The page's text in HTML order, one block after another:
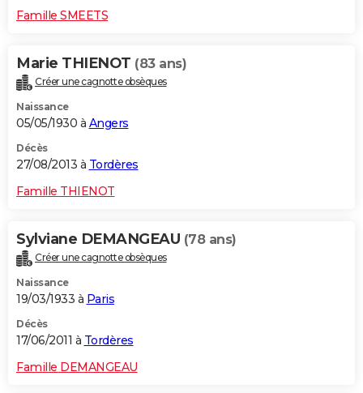
Famille SMEETS
Marie THIENOT (83 ans)
Créer une cagnotte obsèques
Naissance
05/05/1930 à Angers
Décès
27/08/2013 à Tordères
Famille THIENOT
Sylviane DEMANGEAU (78 ans)
Créer une cagnotte obsèques
Naissance
19/03/1933 à Paris
Décès
17/06/2011 à Tordères
Famille DEMANGEAU